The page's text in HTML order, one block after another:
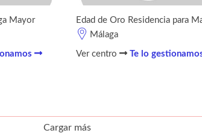
Mayor
Edad de Oro Residencia para
Málaga
Ver centro Te lo
Cargar más